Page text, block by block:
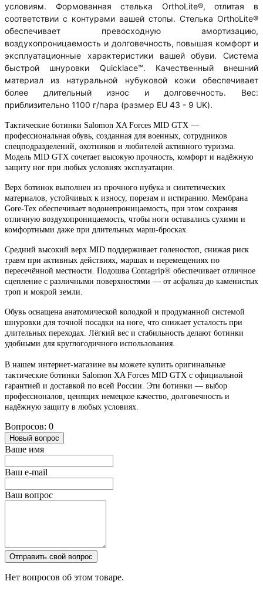
условиям. Формованная стелька OrthoLite®, отлитая в
соответствии с контурами вашей стопы. Стелька OrthoLite®
обеспечивает превосходную амортизацию,
воздухопроницаемость и долговечность, повышая комфорт и
эксплуатационные характеристики вашей обуви. Система
быстрой шнуровки Quicklace™. Качественный внешний
материал из натуральной нубуковой кожи обеспечивает
более длительный износ и долговечность. Вес:
приблизительно 1100 г/пара (размер EU 43 - 9 UK).
Тактические ботинки Salomon XA Forces MID GTX —
профессиональная обувь, созданная для военных, сотрудников
спецподразделений, охотников и любителей активного туризма.
Модель MID GTX сочетает высокую прочность, комфорт и надёжную
защиту ног при любых условиях эксплуатации.
Верх ботинок выполнен из прочного нубука и синтетических
материалов, устойчивых к износу, порезам и истиранию. Мембрана
Gore-Tex обеспечивает водонепроницаемость, при этом сохраняя
отличную воздухопроницаемость, чтобы ноги оставались сухими и
комфортными даже при длительных марш-бросках.
Средний высокий верх MID поддерживает голеностоп, снижая риск
травм при активных действиях, маршах и перемещениях по
пересечённой местности. Подошва Contagrip® обеспечивает отличное
сцепление с различными поверхностями — от асфальта до каменистых
троп и мокрой земли.
Обувь оснащена анатомической колодкой и продуманной системой
шнуровки для точной посадки на ноге, что снижает усталость при
длительных переходах. Лёгкий вес и стабильность делают ботинки
удобными для круглогодичного использования.
В нашем интернет-магазине вы можете купить оригинальные
тактические ботинки Salomon XA Forces MID GTX с официальной
гарантией и доставкой по всей России. Эти ботинки — выбор
профессионалов, ценящих немецкое качество, долговечность и
надёжную защиту в любых условиях.
Вопросов: 0
Новый вопрос
Ваше имя
Ваш e-mail
Ваш вопрос
Отправить свой вопрос
Нет вопросов об этом товаре.